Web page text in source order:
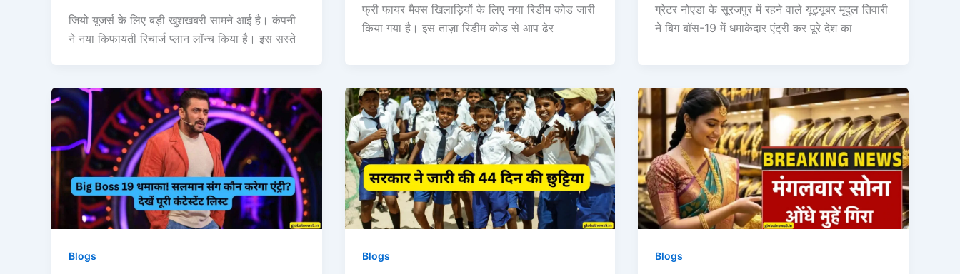
जियो यूजर्स के लिए बड़ी खुशखबरी सामने आई है। कंपनी
ने नया किफायती रिचार्ज प्लान लॉन्च किया है। इस सस्ते
फ्री फायर मैक्स खिलाड़ियों के लिए नया रिडीम कोड जारी
किया गया है। इस ताज़ा रिडीम कोड से आप ढेर
ग्रेटर नोएडा के सूरजपुर में रहने वाले यूट्यूबर मृदुल तिवारी
ने बिग बॉस-19 में धमाकेदार एंट्री कर पूरे देश का
Blogs Blogs Blogs